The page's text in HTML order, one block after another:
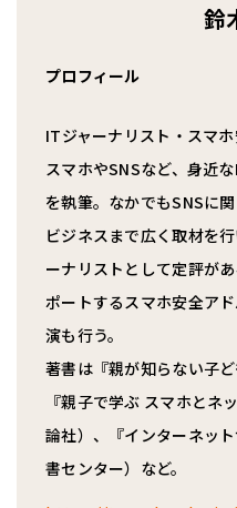
鈴
プロフィール
ITジャーナリスト・スマ
スマホやSNSなど、身近
を執筆。なかでもSNSに
ビジネスまで広く取材を
ーナリストとして定評が
ポートするスマホ安全ア
演も行う。
著書は『親が知らない子
『親子で学ぶ スマホとネ
論社）、『インターネッ
書センター）など。